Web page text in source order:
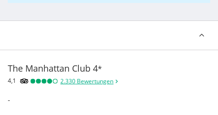
The Manhattan Club 4*
4,1 2.330 Bewertungen
-